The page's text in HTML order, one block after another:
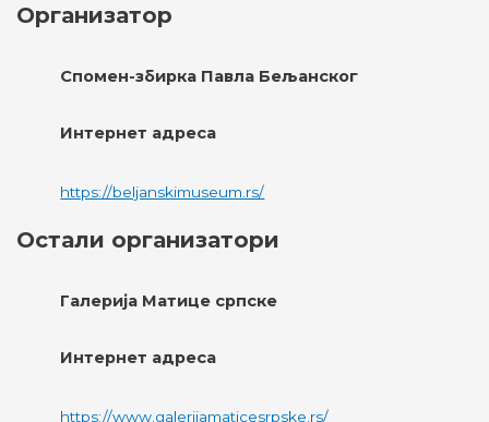
Организатор
Спомен-збирка Павла Бељанског
Интернет адреса
https://beljanskimuseum.rs/
Остали организатори
Галерија Матице српске
Интернет адреса
https://www.galerijamaticesrpske.rs/